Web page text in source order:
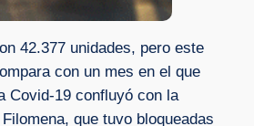
42.377 unidades, pero este
con un mes en el que
Covid-19 confluyó con la
que tuvo bloqueadas